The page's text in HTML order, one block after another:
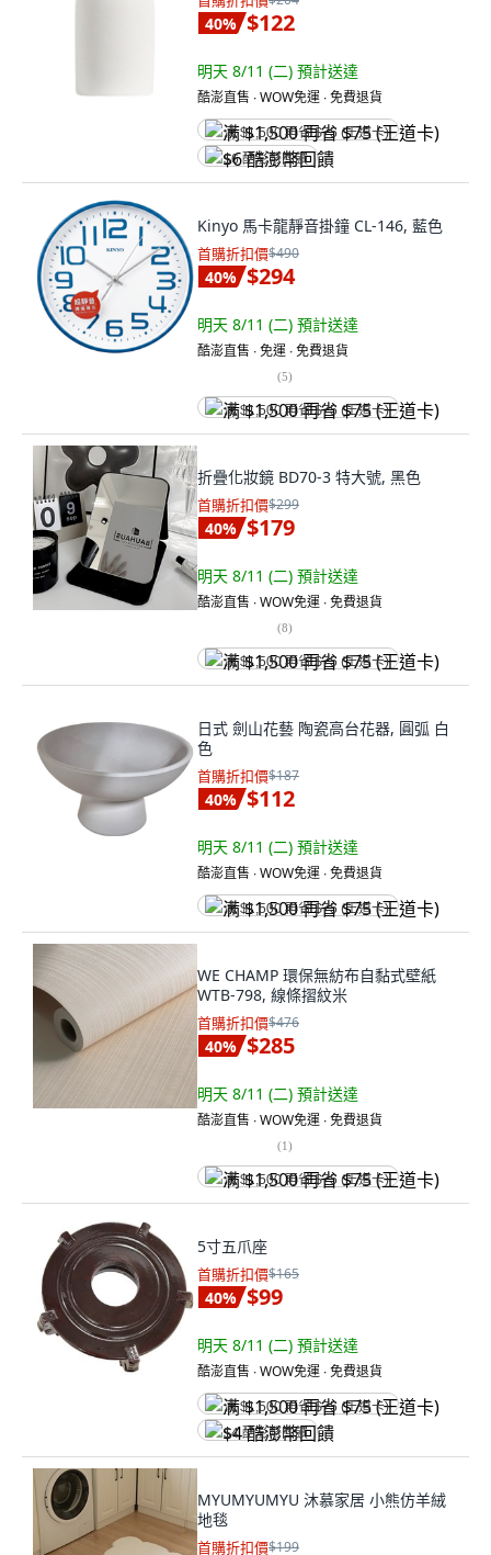
40% $122
明天 8/11 (二) 預計送達
酷澎直售 ∙ WOW免運 ∙ 免費退貨
满 $1,500 再省 $75 (王道卡)
$6 酷澎幣回饋
Kinyo 馬卡龍靜音掛鐘 CL-146, 藍色
首購折扣價$490
40% $294
明天 8/11 (二) 預計送達
酷澎直售 ∙ 免運 ∙ 免費退貨
(5)
满 $1,500 再省 $75 (王道卡)
折疊化妝鏡 BD70-3 特大號, 黑色
首購折扣價$299
40% $179
明天 8/11 (二) 預計送達
酷澎直售 ∙ WOW免運 ∙ 免費退貨
(8)
满 $1,500 再省 $75 (王道卡)
日式 劍山花藝 陶瓷高台花器, 圓弧 白
色
首購折扣價$187
40% $112
明天 8/11 (二) 預計送達
酷澎直售 ∙ WOW免運 ∙ 免費退貨
满 $1,500 再省 $75 (王道卡)
WE CHAMP 環保無紡布自黏式壁紙
WTB-798, 線條摺紋米
首購折扣價$476
40% $285
明天 8/11 (二) 預計送達
酷澎直售 ∙ WOW免運 ∙ 免費退貨
(1)
满 $1,500 再省 $75 (王道卡)
5寸五爪座
首購折扣價$165
40% $99
明天 8/11 (二) 預計送達
酷澎直售 ∙ WOW免運 ∙ 免費退貨
满 $1,500 再省 $75 (王道卡)
$4 酷澎幣回饋
MYUMYUMYU 沐慕家居 小熊仿羊絨
地毯
首購折扣價$199